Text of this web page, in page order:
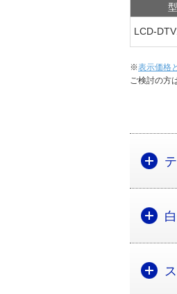
LCD-
※表示価格
ご検討の方